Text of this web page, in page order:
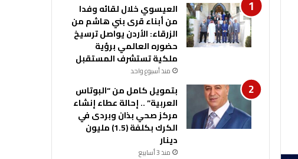
العيسوي خلال لقائه وفدا
من أبناء قرى بني هاشم من
الزرقاء: الأردن يواصل ترسيخ
حضوره العالمي برؤية
ملكية تستشرف المستقبل
منذ أسبوع واحد
بتمويل كامل من “البوتاس
العربية” .. إحالة عطاء إنشاء
مركز صحي بذان وبردى في
الكرك بكلفة (1.5) مليون
دينار
منذ 3 أسابيع